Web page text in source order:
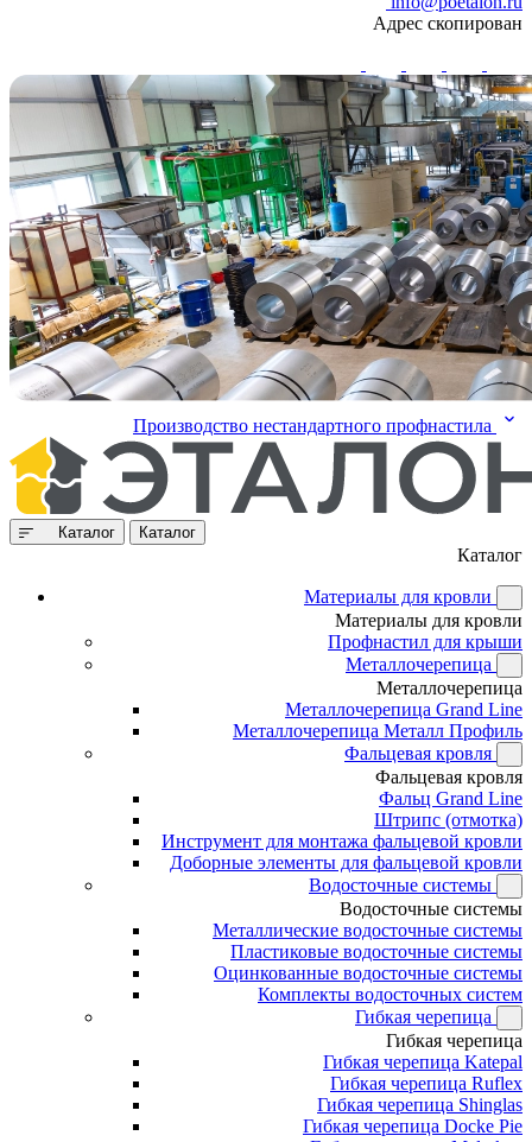
Адрес скопирован
Производство нестандартного профнастила
Каталог Каталог
Каталог
Материалы для кровли
Материалы для кровли
Профнастил для крыши
Металлочерепица
Металлочерепица
Металлочерепица Grand Line
Металлочерепица Металл Профиль
Фальцевая кровля
Фальцевая кровля
Фальц Grand Line
Штрипс (отмотка)
Инструмент для монтажа фальцевой кровли
Доборные элементы для фальцевой кровли
Водосточные системы
Водосточные системы
Металлические водосточные системы
Пластиковые водосточные системы
Оцинкованные водосточные системы
Комплекты водосточных систем
Гибкая черепица
Гибкая черепица
Гибкая черепица Katepal
Гибкая черепица Ruflex
Гибкая черепица Shinglas
Гибкая черепица Docke Pie